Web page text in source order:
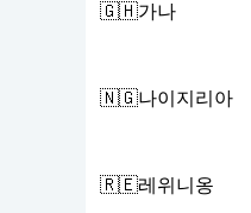
🇬🇭가나
🇳🇬나이지리아
🇷🇪레위니옹